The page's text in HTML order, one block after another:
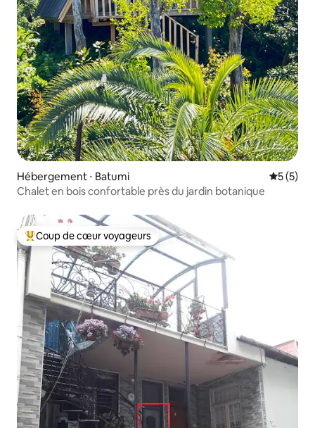
Hébergement ⋅ Batumi
5 (5)
Chalet en bois confortable près du jardin botanique
Coups de cœur voyageurs les plus appréciés
Coup de cœur voyageurs